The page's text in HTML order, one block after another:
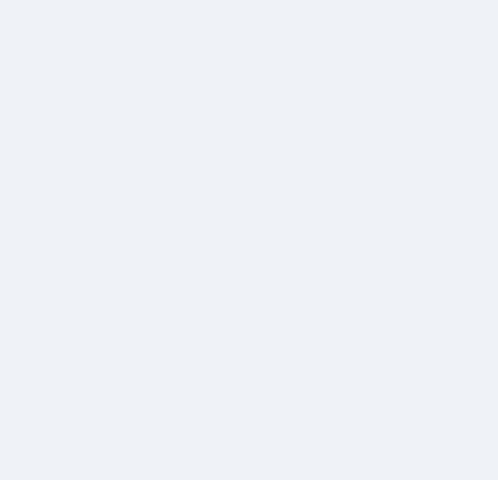
【ひろゆき】借金1億円あり
ムームードメイン 2月のおす
FRONTIER スーパーセール